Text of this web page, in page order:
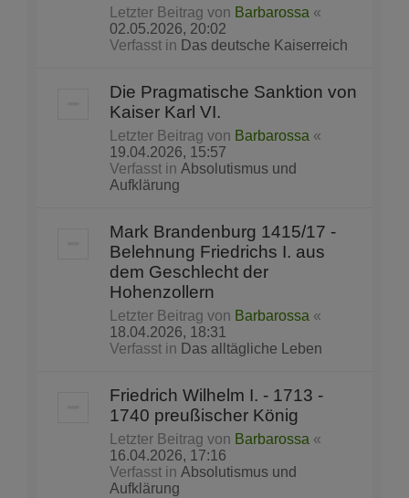
Letzter Beitrag von Barbarossa «
02.05.2026, 20:02
Verfasst in Das deutsche Kaiserreich
Die Pragmatische Sanktion von
Kaiser Karl VI.
Letzter Beitrag von Barbarossa «
19.04.2026, 15:57
Verfasst in Absolutismus und
Aufklärung
Mark Brandenburg 1415/17 -
Belehnung Friedrichs I. aus
dem Geschlecht der
Hohenzollern
Letzter Beitrag von Barbarossa «
18.04.2026, 18:31
Verfasst in Das alltägliche Leben
Friedrich Wilhelm I. - 1713 -
1740 preußischer König
Letzter Beitrag von Barbarossa «
16.04.2026, 17:16
Verfasst in Absolutismus und
Aufklärung